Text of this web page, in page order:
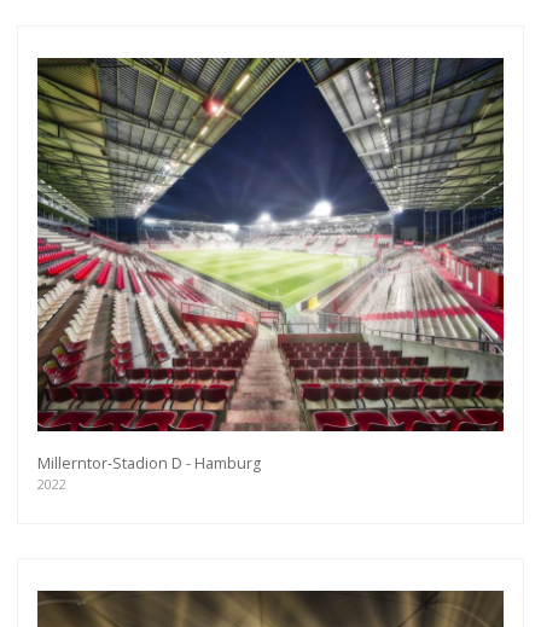
Millerntor-Stadion D - Hamburg
2022